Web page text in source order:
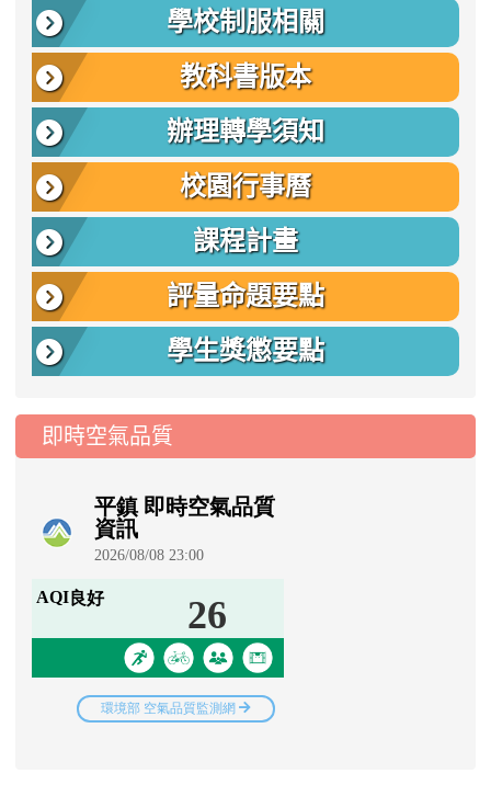
學校制服相關
教科書版本
辦理轉學須知
校園行事曆
課程計畫
評量命題要點
學生獎懲要點
即時空氣品質